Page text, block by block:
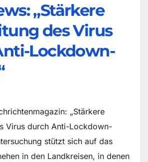
„Stärkere
des Virus
Lockdown-
„Stärkere
Virus durch Anti-Lockdown-
stützt sich auf das
in den Landkreisen, in denen